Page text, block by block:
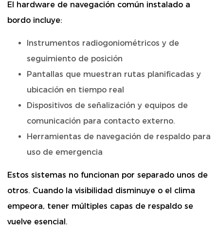
El hardware de navegación común instalado a
bordo incluye:
Instrumentos radiogoniométricos y de
seguimiento de posición
Pantallas que muestran rutas planificadas y
ubicación en tiempo real
Dispositivos de señalización y equipos de
comunicación para contacto externo.
Herramientas de navegación de respaldo para
uso de emergencia
Estos sistemas no funcionan por separado unos de
otros. Cuando la visibilidad disminuye o el clima
empeora, tener múltiples capas de respaldo se
vuelve esencial.